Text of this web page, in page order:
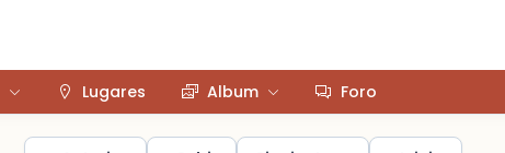
Lugares Album Foro